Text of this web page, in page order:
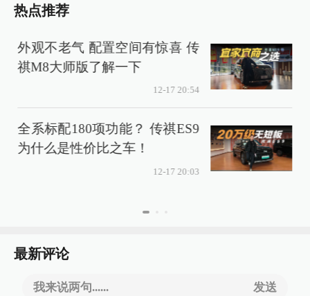
热点推荐
外观不老气 配置空间有惊喜 传
祺M8大师版了解一下
12-17 20:54
全系标配180项功能？ 传祺ES9
为什么是性价比之车！
12-17 20:03
最新评论
我来说两句...... 发送